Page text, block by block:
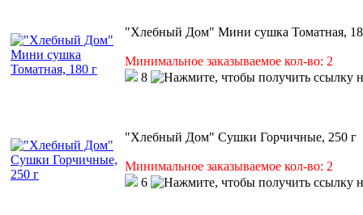
"Хлебный Дом" Мини сушка Томатная,
Минимальное заказываемое кол-во: 2
8
"Хлебный Дом" Сушки Горчичные, 250 г
Минимальное заказываемое кол-во: 2
6